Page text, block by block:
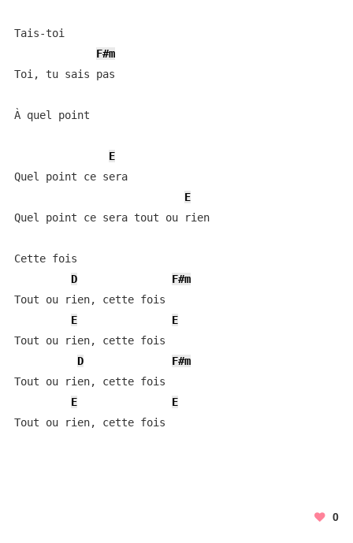
Tais-toi
F#m
Toi, tu sais pas
À quel point
E
Quel point ce sera
E
Quel point ce sera tout ou rien
Cette fois
D
F#m
Tout ou rien, cette fois
E
E
Tout ou rien, cette fois
D
F#m
Tout ou rien, cette fois
E
E
Tout ou rien, cette fois
0